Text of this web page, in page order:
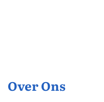
Over Ons